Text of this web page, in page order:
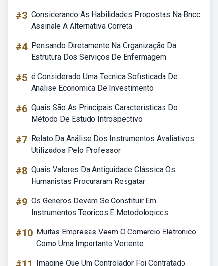
#3 Considerando As Habilidades Propostas Na Bncc
Assinale A Alternativa Correta
#4 Pensando Diretamente Na Organização Da
Estrutura Dos Serviços De Enfermagem
#5 é Considerado Uma Tecnica Sofisticada De
Analise Economica De Investimento
#6 Quais São As Principais Características Do
Método De Estudo Introspectivo
#7 Relato Da Análise Dos Instrumentos Avaliativos
Utilizados Pelo Professor
#8 Quais Valores Da Antiguidade Clássica Os
Humanistas Procuraram Resgatar
#9 Os Generos Devem Se Constituir Em
Instrumentos Teoricos E Metodologicos
#10 Muitas Empresas Veem O Comercio Eletronico
Como Uma Importante Vertente
Imagine Que Um Controlador Foi Contratado